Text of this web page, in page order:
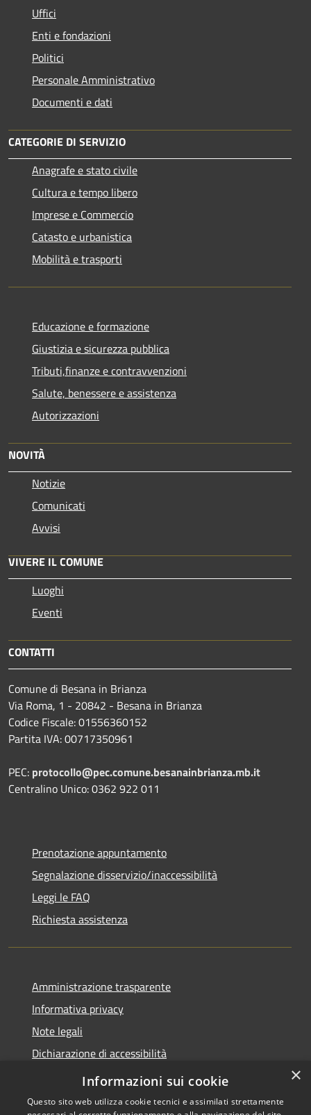
Uffici
Enti e fondazioni
Politici
Personale Amministrativo
Documenti e dati
CATEGORIE DI SERVIZIO
Anagrafe e stato civile
Cultura e tempo libero
Imprese e Commercio
Catasto e urbanistica
Mobilità e trasporti
Educazione e formazione
Giustizia e sicurezza pubblica
Tributi,finanze e contravvenzioni
Salute, benessere e assistenza
Autorizzazioni
NOVITÀ
Notizie
Comunicati
Avvisi
VIVERE IL COMUNE
Luoghi
Eventi
CONTATTI
Comune di Besana in Brianza
Via Roma, 1 - 20842 - Besana in Brianza
Codice Fiscale: 01556360152
Partita IVA: 00717350961
PEC: protocollo@pec.comune.besanainbrianza.mb.it
Centralino Unico: 0362 922 011
Prenotazione appuntamento
Segnalazione disservizio/inaccessibilità
Leggi le FAQ
Richiesta assistenza
Amministrazione trasparente
Informativa privacy
Note legali
Dichiarazione di accessibilità
Dichiarazione di accessibilità APP Municipium
×
Informazioni sui cookie
Questo sito web utilizza cookie tecnici e assimilati strettamente